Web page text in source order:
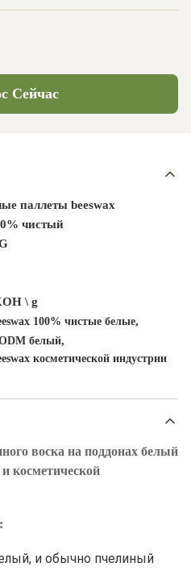
Сейчас
паллеты beeswax
чистый
\ g
100% чистые белые,
белый,
косметической индустрии
воска на поддонах белый
косметической
и обычно пчелиный